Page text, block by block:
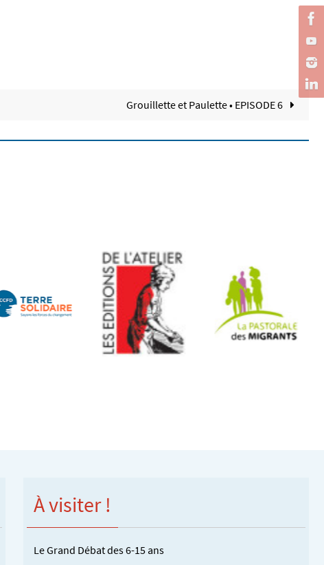
Grouillette et Paulette • EPISODE 6
À visiter !
Le Grand Débat des 6-15 ans